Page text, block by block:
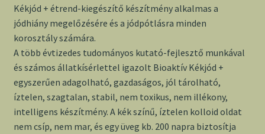
Kékjód + étrend-kiegészítő készítmény alkalmas a
jódhiány megelőzésére és a jódpótlásra minden
korosztály számára.
A több évtizedes tudományos kutató-fejlesztő munkával
és számos állatkísérlettel igazolt Bioaktív Kékjód +
egyszerűen adagolható, gazdaságos, jól tárolható,
íztelen, szagtalan, stabil, nem toxikus, nem illékony,
intelligens készítmény. A kék színű, íztelen kolloid oldat
nem csíp, nem mar, és egy üveg kb. 200 napra biztosítja